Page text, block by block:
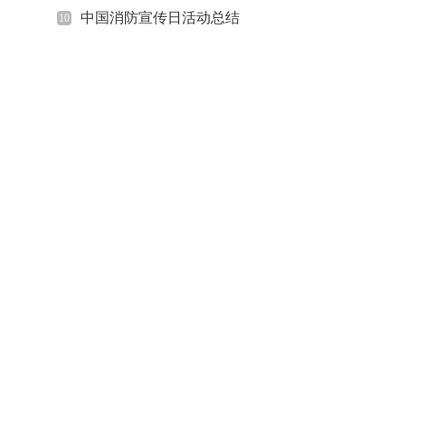
10 中国消防宣传日活动总结